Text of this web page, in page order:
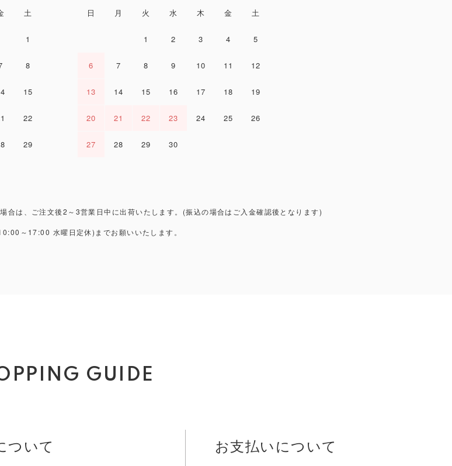
土
1
8
15
22
29
日 月 火 水 木 金 土
1 2 3 4 5
6 7 8 9 10 11 12
13 14 15 16 17 18 19
20 21 22 23 24 25 26
27 28 29 30
合は、ご注文後2～3営業日中に出荷いたします。(振込の場合はご入金確認後となります)
～17:00 水曜日定休)までお願いいたします。
GUIDE
ついて お支払いについて